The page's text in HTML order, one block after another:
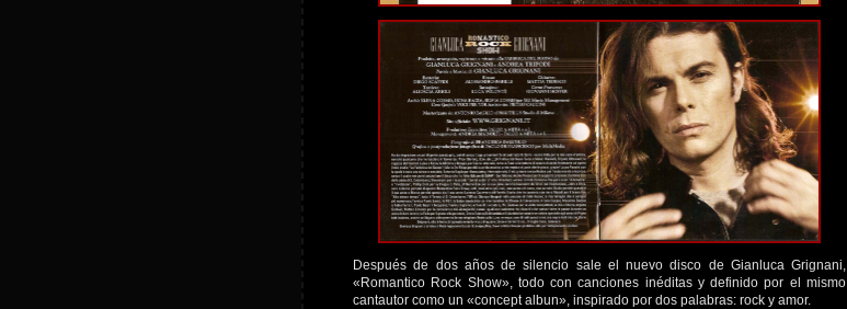
Después de dos años de silencio sale el nuevo disco de Gianluca Grignani,
«Romantico Rock Show», todo con canciones inéditas y definido por el mismo
cantautor como un «concept albun», inspirado por dos palabras: rock y amor.